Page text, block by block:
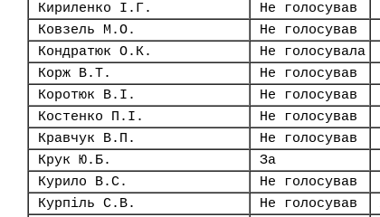
Кириленко І.Г.
Не голосував
Ковзель М.О.
Не голосував
Кондратюк О.К.
Не голосувала
Корж В.Т.
Не голосував
Коротюк В.І.
Не голосував
Костенко П.І.
Не голосував
Кравчук В.П.
Не голосував
Крук Ю.Б.
За
Курило В.С.
Не голосував
Курпіль С.В.
Не голосував